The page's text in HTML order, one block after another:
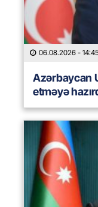
06.08.2026 -
Azərbaycan
etməyə